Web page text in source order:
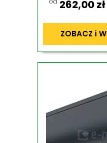
262,00zł
ZOBACZ i